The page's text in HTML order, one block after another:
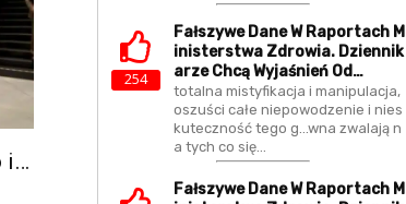
i…
254
Fałszywe Dane W Raportach M
Inisterstwa Zdrowia. Dziennik
Arze Chcą Wyjaśnień Od…
totalna mistyfikacja i manipulacja,
oszuści całe niepowodzenie i nies
kuteczność tego g...wna zwalają n
a tych co się…
Fałszywe Dane W Raportach M